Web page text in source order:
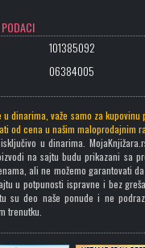
101385092
06384005
u dinarima, važe samo za kupovinu
od cena u našim maloprodajnim
u dinarima.
na sajtu budu prikazani sa
ali ne možemo garantovati
u potpunosti ispravne i bez
su deo naše ponude i ne
trenutku.